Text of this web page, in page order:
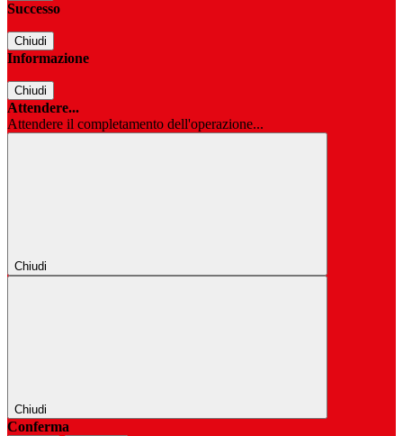
Successo
Chiudi
Informazione
Chiudi
Attendere...
Attendere il completamento dell'operazione...
Chiudi
Chiudi
Conferma